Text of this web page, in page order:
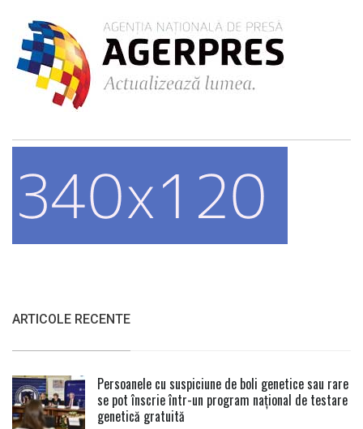
ARTICOLE RECENTE
Persoanele cu suspiciune de boli genetice sau rare
se pot înscrie într-un program național de testare
genetică gratuită